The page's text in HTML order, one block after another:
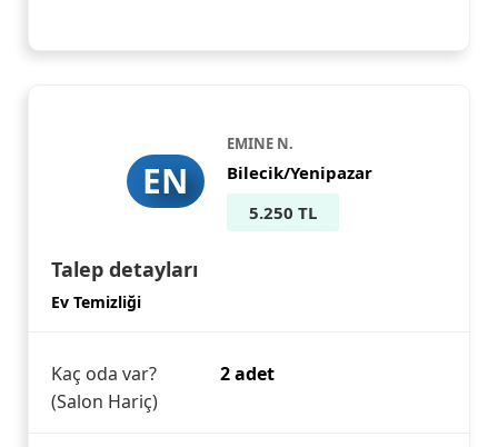
EN
EMINE N.
Bilecik/Yenipazar
5.250 TL
Talep detayları
Ev Temizliği
Kaç oda var?
(Salon Hariç)
2 adet